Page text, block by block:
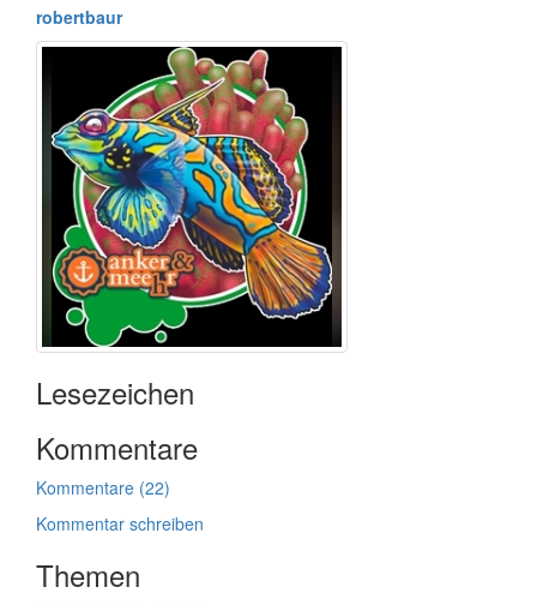
robertbaur
Lesezeichen
Kommentare
Kommentare (22)
Kommentar schreiben
Themen